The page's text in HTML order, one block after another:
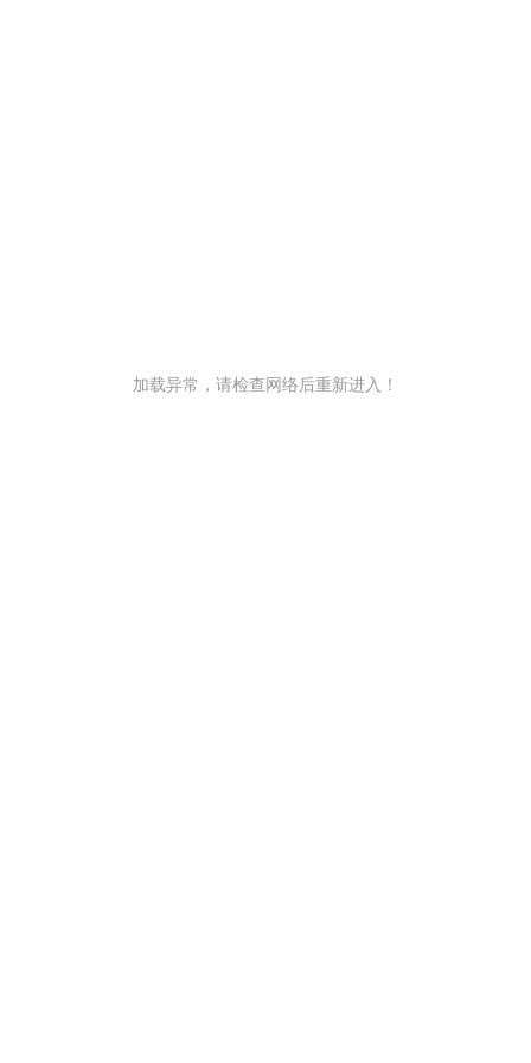
加载异常，请检查网络后重新进入！